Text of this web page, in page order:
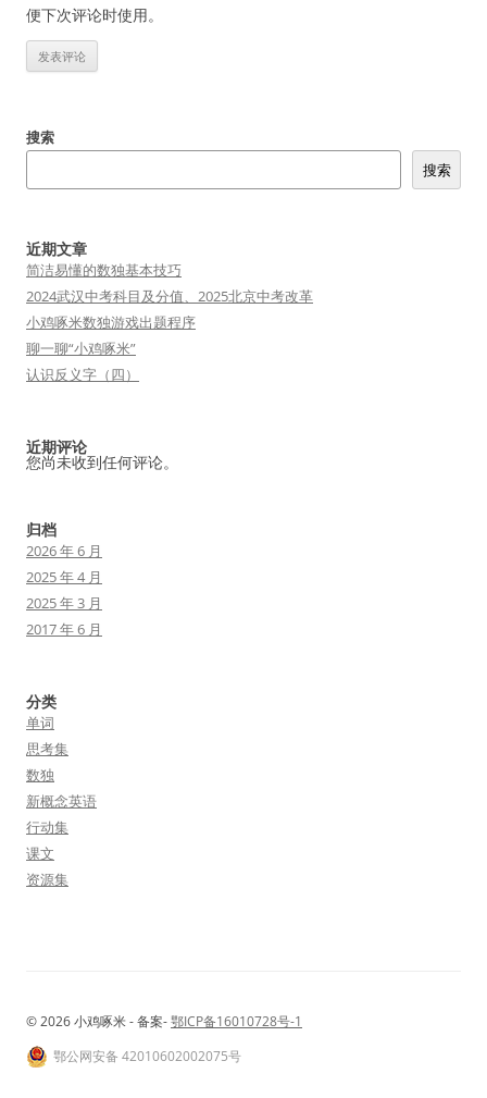
便下次评论时使用。
搜索
搜索
近期文章
简洁易懂的数独基本技巧
2024武汉中考科目及分值、2025北京中考改革
小鸡啄米数独游戏出题程序
聊一聊“小鸡啄米”
认识反义字（四）
近期评论
您尚未收到任何评论。
归档
2026 年 6 月
2025 年 4 月
2025 年 3 月
2017 年 6 月
分类
单词
思考集
数独
新概念英语
行动集
课文
资源集
© 2026 小鸡啄米 - 备案-鄂ICP备16010728号-1
鄂公网安备 42010602002075号